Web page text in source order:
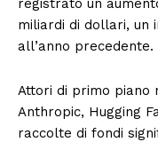
registrato un
miliardi di dollari, un
all’anno precedente.
Attori di primo piano
Anthropic, Hugging
raccolte di fondi